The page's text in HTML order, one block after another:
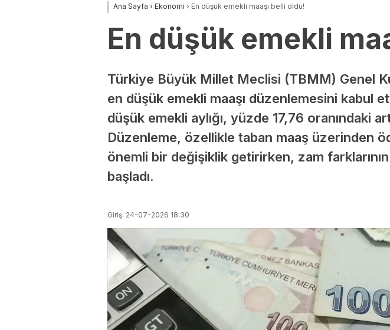
Ana Sayfa › Ekonomi › En düşük emekli maaşı belli oldu!
En düşük emekli
Türkiye Büyük Millet Meclisi (TBMM) Genel
en düşük emekli maaşı düzenlemesini kabul
düşük emekli aylığı, yüzde 17,76 oranındaki
Düzenleme, özellikle taban maaş üzerinden
önemli bir değişiklik getirirken, zam
başladı.
Giriş: 24-07-2026 18:30